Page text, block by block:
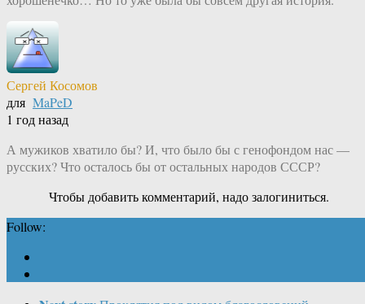
Сергей Косомов
для MaPeD
1 год назад
А мужиков хватило бы? И, что было бы с генофондом нас —
русских? Что осталось бы от остальных народов СССР?
Чтобы добавить комментарий, надо залогиниться.
Follow: